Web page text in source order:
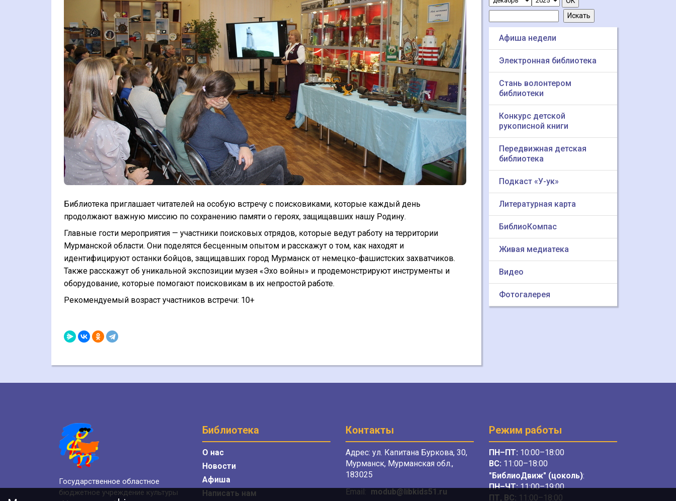
Библиотека приглашает читателей на особую встречу с поисковиками, которые каждый день
продолжают важную миссию по сохранению памяти о героях, защищавших нашу Родину.
Главные гости мероприятия — участники поисковых отрядов, которые ведут работу на территории
Мурманской области. Они поделятся бесценным опытом и расскажут о том, как находят и
идентифицируют останки бойцов, защищавших город Мурманск от немецко-фашистских захватчиков.
Также расскажут об уникальной экспозиции музея «Эхо войны» и продемонстрируют инструменты и
оборудование, которые помогают поисковикам в их непростой работе.
Рекомендуемый возраст участников встречи: 10+
Афиша недели
Электронная библиотека
Стань волонтером
библиотеки
Конкурс детской
рукописной книги
Передвижная детская
библиотека
Подкаст «У-ук»
Литературная карта
БиблиоКомпас
Живая медиатека
Видео
Фотогалерея
Государственное областное
бюджетное учреждение культуры
Библиотека
О нас
Новости
Афиша
Написать нам
Контакты
Адрес: ул. Капитана Буркова, 30,
Мурманск, Мурманская обл.,
183025
Email: modub@libkids51.ru
Режим работы
ПН–ПТ: 10:00–18:00
ВС: 11:00–18:00
"БиблиоДвиж" (цоколь):
ПН–ЧТ:11:00–19:00
ПТ, ВС: 11:00–18:00